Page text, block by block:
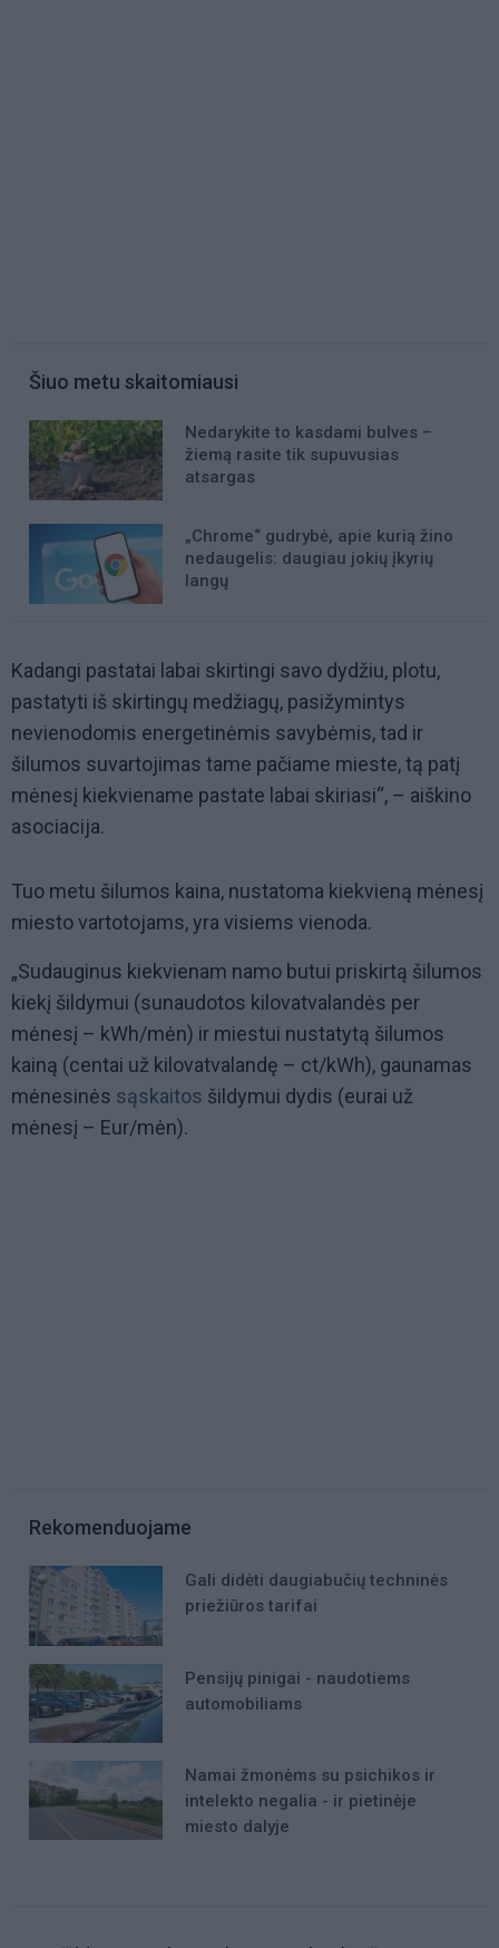
Šiuo metu skaitomiausi
Nedarykite to kasdami bulves –
žiemą rasite tik supuvusias
atsargas
„Chrome“ gudrybė, apie kurią žino
nedaugelis: daugiau jokių įkyrių
langų
Kadangi pastatai labai skirtingi savo dydžiu, plotu,
pastatyti iš skirtingų medžiagų, pasižymintys
nevienodomis energetinėmis savybėmis, tad ir
šilumos suvartojimas tame pačiame mieste, tą patį
mėnesį kiekviename pastate labai skiriasi“, – aiškino
asociacija.
Tuo metu šilumos kaina, nustatoma kiekvieną mėnesį
miesto vartotojams, yra visiems vienoda.
„Sudauginus kiekvienam namo butui priskirtą šilumos
kiekį šildymui (sunaudotos kilovatvalandės per
mėnesį – kWh/mėn) ir miestui nustatytą šilumos
kainą (centai už kilovatvalandę – ct/kWh), gaunamas
mėnesinės sąskaitos šildymui dydis (eurai už
mėnesį – Eur/mėn).
Rekomenduojame
Gali didėti daugiabučių techninės
priežiūros tarifai
Pensijų pinigai - naudotiems
automobiliams
Namai žmonėms su psichikos ir
intelekto negalia - ir pietinėje
miesto dalyje